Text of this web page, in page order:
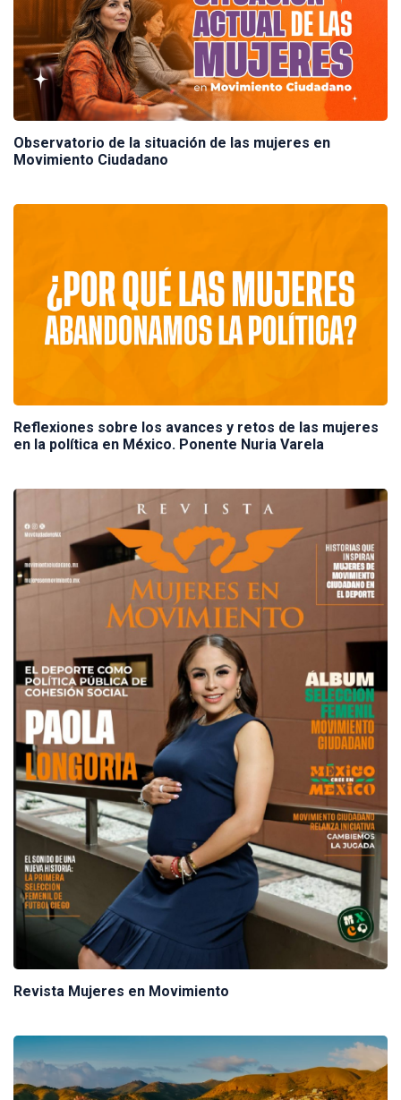
Observatorio de la situación de las mujeres en
Movimiento Ciudadano
Reflexiones sobre los avances y retos de las mujeres
en la política en México. Ponente Nuria Varela
Revista Mujeres en Movimiento